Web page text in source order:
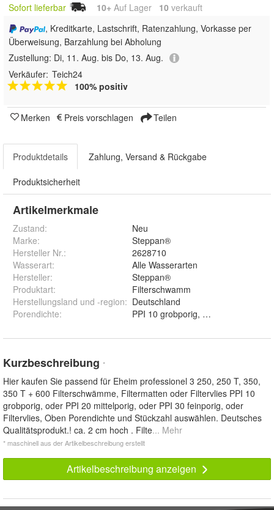
Sofort lieferbar 10+ Auf Lager 10 verkauft
, Kreditkarte, Lastschrift, Ratenzahlung, Vorkasse per
Überweisung, Barzahlung bei Abholung
Zustellung: Di, 11. Aug. bis Do, 13. Aug.
Verkäufer: Teich24
100% positiv
Merken Preis vorschlagen Teilen
Produktdetails Zahlung, Versand & Rückgabe
Produktsicherheit
Artikelmerkmale
Zustand:
Neu
Marke:
Steppan®
Hersteller Nr.:
2628710
Wasserart:
Alle Wasserarten
Hersteller:
Steppan®
Produktart:
Filterschwamm
Herstellungsland und -region: Deutschland
Porendichte:
Kurzbeschreibung *
Hier kaufen Sie passend für Eheim professionel 3 250, 250 T, 350,
350 T + 600 Filterschwämme, Filtermatten oder Filtervlies PPI 10
grobporig, oder PPI 20 mittelporig, oder PPI 30 feinporig, oder
Filtervlies, Oben Porendichte und Stückzahl auswählen. Deutsches
Qualitätsprodukt.! ca. 2 cm hoch . Filte... Mehr
* maschinell aus der Artikelbeschreibung erstellt
Artikelbeschreibung anzeigen